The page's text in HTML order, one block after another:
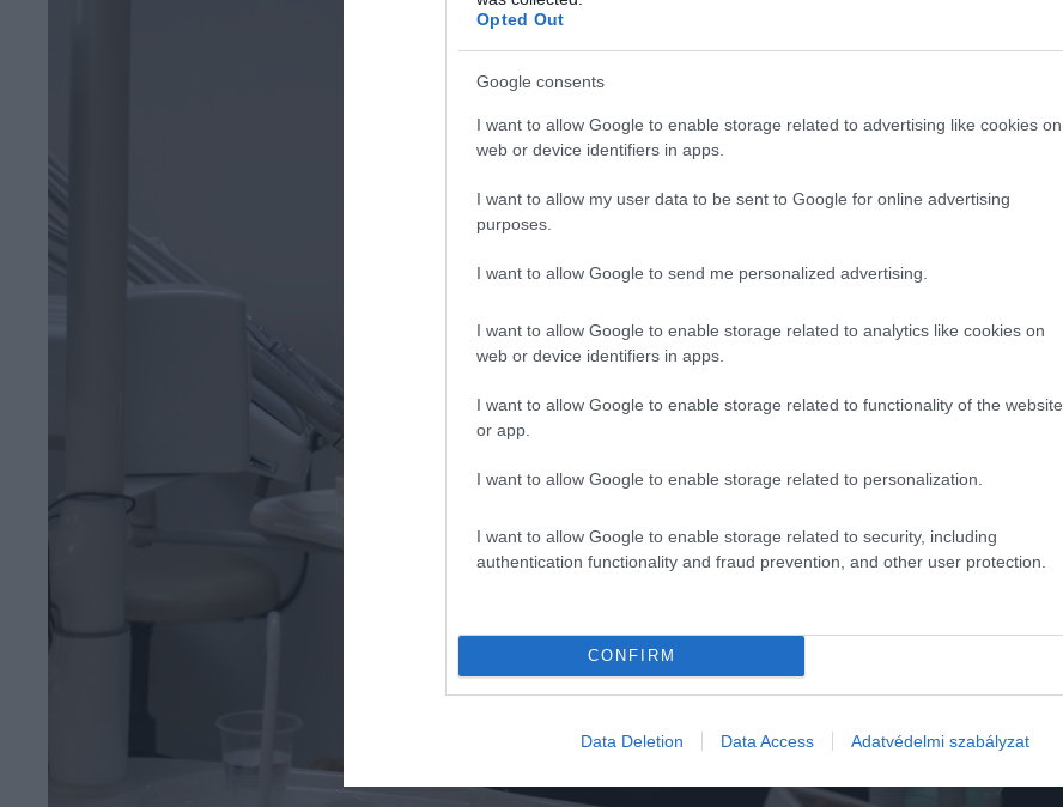
Opted Out
Google consents
I want to allow Google to enable storage related to advertising like cookies on
web or device identifiers in apps.
I want to allow my user data to be sent to Google for online advertising
purposes.
I want to allow Google to send me personalized advertising.
I want to allow Google to enable storage related to analytics like cookies on
web or device identifiers in apps.
I want to allow Google to enable storage related to functionality of the website
or app.
I want to allow Google to enable storage related to personalization.
I want to allow Google to enable storage related to security, including
authentication functionality and fraud prevention, and other user protection.
CONFIRM
Data Deletion Data Access Adatvédelmi szabályzat